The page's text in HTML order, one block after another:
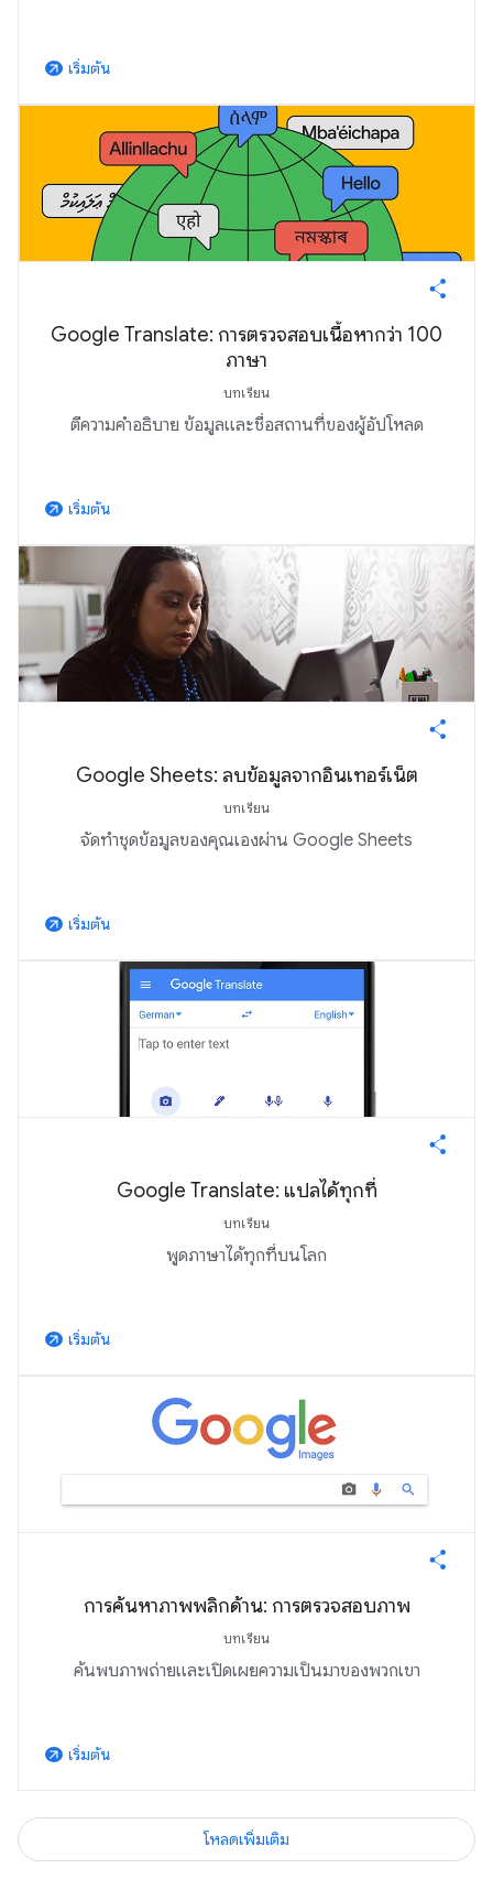
arrow_outward เริ่มต้น
Google Translate: การตรวจสอบเนื้อหากว่า 100
ภาษา
บทเรียน
ตีความคำอธิบาย ข้อมูลและชื่อสถานที่ของผู้อัปโหลด
arrow_outward เริ่มต้น
Google Sheets: ลบข้อมูลจากอินเทอร์เน็ต
บทเรียน
จัดทำชุดข้อมูลของคุณเองผ่าน Google Sheets
arrow_outward เริ่มต้น
Google Translate: แปลได้ทุกที่
บทเรียน
พูดภาษาได้ทุกที่บนโลก
arrow_outward เริ่มต้น
การค้นหาภาพพลิกด้าน: การตรวจสอบภาพ
บทเรียน
ค้นพบภาพถ่ายและเปิดเผยความเป็นมาของพวกเขา
arrow_outward เริ่มต้น
โหลดเพิ่มเติม